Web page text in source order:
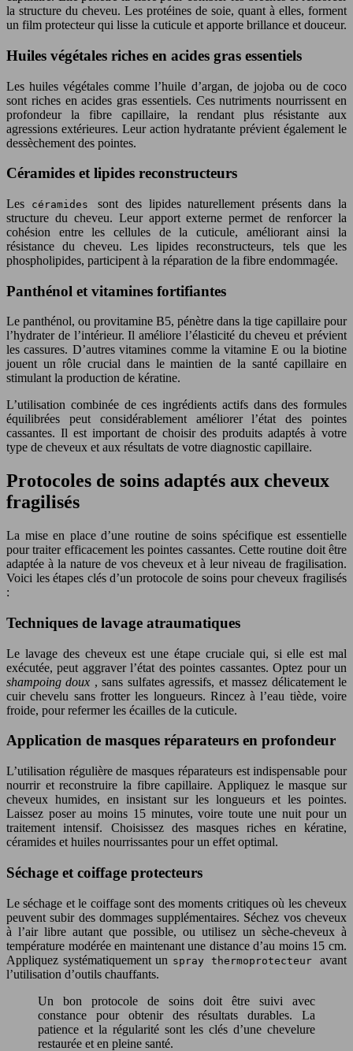
la structure du cheveu. Les protéines de soie, quant à elles, forment
un film protecteur qui lisse la cuticule et apporte brillance et douceur.
Huiles végétales riches en acides gras essentiels
Les huiles végétales comme l’huile d’argan, de jojoba ou de coco
sont riches en acides gras essentiels. Ces nutriments nourrissent en
profondeur la fibre capillaire, la rendant plus résistante aux
agressions extérieures. Leur action hydratante prévient également le
dessèchement des pointes.
Céramides et lipides reconstructeurs
Les céramidessont des lipides naturellement présents dans la
structure du cheveu. Leur apport externe permet de renforcer la
cohésion entre les cellules de la cuticule, améliorant ainsi la
résistance du cheveu. Les lipides reconstructeurs, tels que les
phospholipides, participent à la réparation de la fibre endommagée.
Panthénol et vitamines fortifiantes
Le panthénol, ou provitamine B5, pénètre dans la tige capillaire pour
l’hydrater de l’intérieur. Il améliore l’élasticité du cheveu et prévient
les cassures. D’autres vitamines comme la vitamine E ou la biotine
jouent un rôle crucial dans le maintien de la santé capillaire en
stimulant la production de kératine.
L’utilisation combinée de ces ingrédients actifs dans des formules
équilibrées peut considérablement améliorer l’état des pointes
cassantes. Il est important de choisir des produits adaptés à votre
type de cheveux et aux résultats de votre diagnostic capillaire.
Protocoles de soins adaptés aux cheveux
fragilisés
La mise en place d’une routine de soins spécifique est essentielle
pour traiter efficacement les pointes cassantes. Cette routine doit être
adaptée à la nature de vos cheveux et à leur niveau de fragilisation.
Voici les étapes clés d’un protocole de soins pour cheveux fragilisés
:
Techniques de lavage atraumatiques
Le lavage des cheveux est une étape cruciale qui, si elle est mal
exécutée, peut aggraver l’état des pointes cassantes. Optez pour un
shampoing doux , sans sulfates agressifs, et massez délicatement le
cuir chevelu sans frotter les longueurs. Rincez à l’eau tiède, voire
froide, pour refermer les écailles de la cuticule.
Application de masques réparateurs en profondeur
L’utilisation régulière de masques réparateurs est indispensable pour
nourrir et reconstruire la fibre capillaire. Appliquez le masque sur
cheveux humides, en insistant sur les longueurs et les pointes.
Laissez poser au moins 15 minutes, voire toute une nuit pour un
traitement intensif. Choisissez des masques riches en kératine,
céramides et huiles nourrissantes pour un effet optimal.
Séchage et coiffage protecteurs
Le séchage et le coiffage sont des moments critiques où les cheveux
peuvent subir des dommages supplémentaires. Séchez vos cheveux
à l’air libre autant que possible, ou utilisez un sèche-cheveux à
température modérée en maintenant une distance d’au moins 15 cm.
Appliquez systématiquement un spray thermoprotecteuravant
l’utilisation d’outils chauffants.
Un bon protocole de soins doit être suivi avec
constance pour obtenir des résultats durables. La
patience et la régularité sont les clés d’une chevelure
restaurée et en pleine santé.